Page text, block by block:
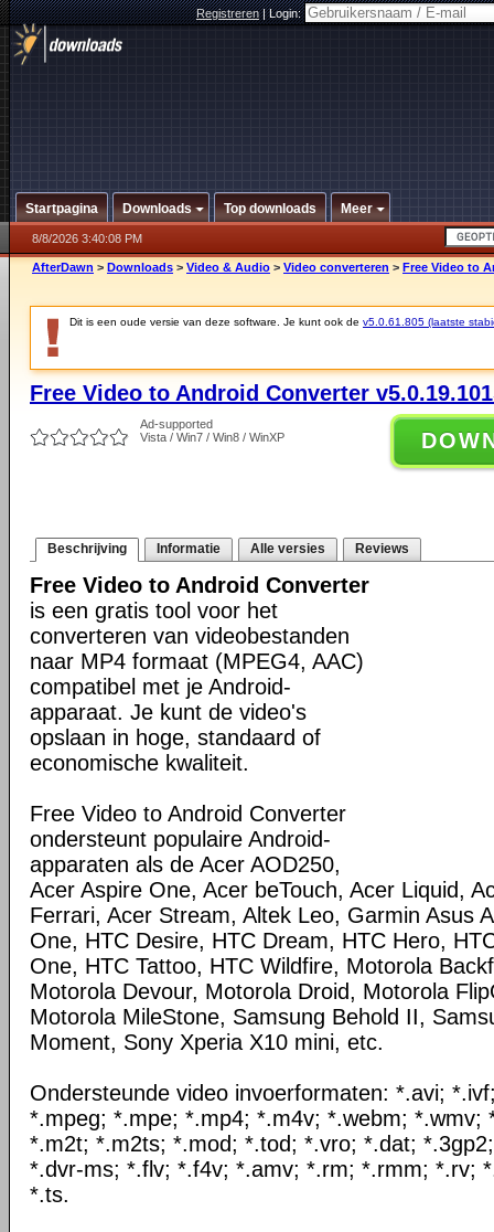
Registreren|Login:
Startpagina Downloads Top downloads Meer
8/8/2026 3:40:08 PM
AfterDawn > Downloads > Video & Audio > Video converteren > Free Video to
Dit is een oude versie van deze software. Je kunt ook de v5.0.61.805 (laatste
Free Video to Android Converter
Ad-supported
Vista / Win7 / Win8 / WinXP
Beschrijving Informatie Alle versies Reviews
Free Video to Android Converter
is een gratis tool voor het
converteren van videobestanden
naar MP4 formaat (MPEG4, AAC)
compatibel met je Android-
apparaat. Je kunt de video's
opslaan in hoge, standaard of
economische kwaliteit.
Free Video to Android Converter
ondersteunt populaire Android-
apparaten als de Acer AOD250,
Acer Aspire One, Acer beTouch, Acer Liquid,
Ferrari, Acer Stream, Altek Leo, Garmin Asus
One, HTC Desire, HTC Dream, HTC Hero,
One, HTC Tattoo, HTC Wildfire, Motorola
Motorola Devour, Motorola Droid, Motorola
Motorola MileStone, Samsung Behold II,
Moment, Sony Xperia X10 mini, etc.
Ondersteunde video invoerformaten: *.avi;
*.mpeg; *.mpe; *.mp4; *.m4v; *.webm; *.wmv;
*.m2t; *.m2ts; *.mod; *.tod; *.vro; *.dat;
*.dvr-ms; *.flv; *.f4v; *.amv; *.rm; *.rmm; *.rv;
*.ts.